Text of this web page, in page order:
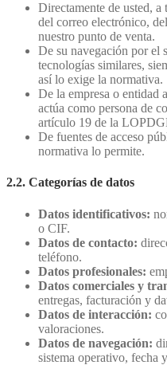
Directamente de usted,
del correo electrónico,
nuestro punto de venta.
De su navegación por el
tecnologías similares,
así lo exige la normativa.
De la empresa o entidad
actúa como persona de
artículo 19 de la
De fuentes de acceso
normativa lo permite.
2.2. Categorías de datos
Datos identificativos:
o CIF.
Datos de contacto:
teléfono.
Datos profesionales:
Datos comerciales y
entregas, facturación y
Datos de interacción:
valoraciones.
Datos de navegación:
sistema operativo, fecha